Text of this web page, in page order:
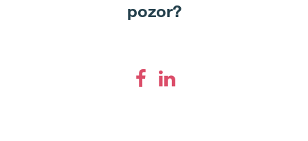
pozor?